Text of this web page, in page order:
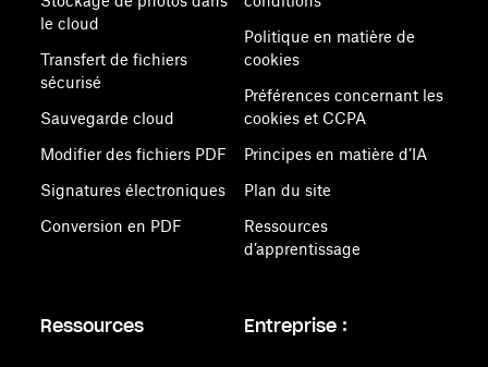
le cloud
Transfert de fichiers
sécurisé
Sauvegarde cloud
Modifier des fichiers PDF
Signatures électroniques
Conversion en PDF
Politique en matière de
cookies
Préférences concernant les
cookies et CCPA
Principes en matière d’IA
Plan du site
Ressources
d’apprentissage
Ressources Entreprise :